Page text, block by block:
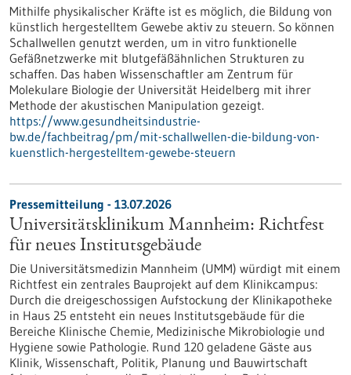
Mithilfe physikalischer Kräfte ist es möglich, die Bildung von
künstlich hergestelltem Gewebe aktiv zu steuern. So können
Schallwellen genutzt werden, um in vitro funktionelle
Gefäßnetzwerke mit blutgefäßähnlichen Strukturen zu
schaffen. Das haben Wissenschaftler am Zentrum für
Molekulare Biologie der Universität Heidelberg mit ihrer
Methode der akustischen Manipulation gezeigt.
https://www.gesundheitsindustrie-
bw.de/fachbeitrag/pm/mit-schallwellen-die-bildung-von-
kuenstlich-hergestelltem-gewebe-steuern
Pressemitteilung - 13.07.2026
Universitätsklinikum Mannheim: Richtfest
für neues Institutsgebäude
Die Universitätsmedizin Mannheim (UMM) würdigt mit einem
Richtfest ein zentrales Bauprojekt auf dem Klinikcampus:
Durch die dreigeschossigen Aufstockung der Klinikapotheke
in Haus 25 entsteht ein neues Institutsgebäude für die
Bereiche Klinische Chemie, Medizinische Mikrobiologie und
Hygiene sowie Pathologie. Rund 120 geladene Gäste aus
Klinik, Wissenschaft, Politik, Planung und Bauwirtschaft